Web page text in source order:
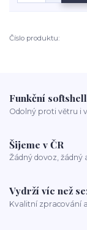
Číslo produktu:
Funkční softshell
Odolný proti větru i
Šijeme v ČR
Žádný dovoz, žádný
Vydrží víc než
Kvalitní zpracování